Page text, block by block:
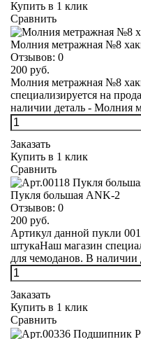
Купить в 1 клик
Сравнить
Молния метражная №8
Отзывов: 0
200 руб.
Молния метражная №8
специализируется на
наличии деталь - Молния
Заказать
Купить в 1 клик
Сравнить
Пукля большая ANK-2
Отзывов: 0
200 руб.
Артикул данной пукли
штукаНаш магазин
для чемоданов. В наличии
Заказать
Купить в 1 клик
Сравнить